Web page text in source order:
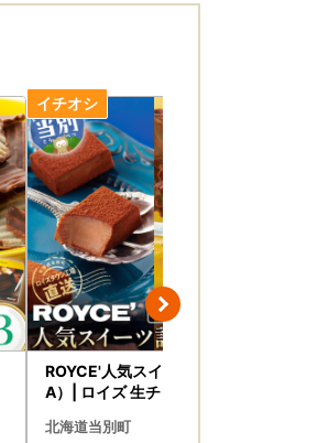
ROYCE'人気スイーツ詰合せ（
A）| ロイズ 生チョコ チョコレ
北海道当別町